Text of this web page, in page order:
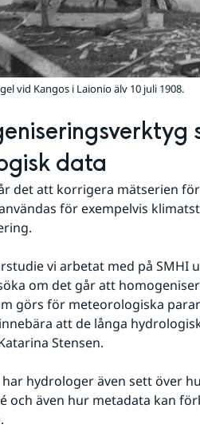
vid Kangos i Laionio älv 10 juli 1908.
data
det att korrigera mätserien
för exempelvis
vi arbetat med på SMHI
om det går att
görs för meteorologiska
att de långa
Stensen.
hydrologer även sett över
och även hur metadata kan